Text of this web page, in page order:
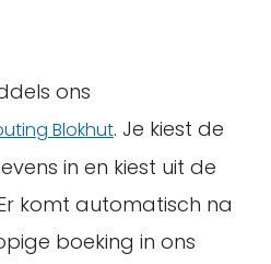
ons
Blokhut. Je kiest de
in en kiest uit de
komt automatisch na
boeking in ons